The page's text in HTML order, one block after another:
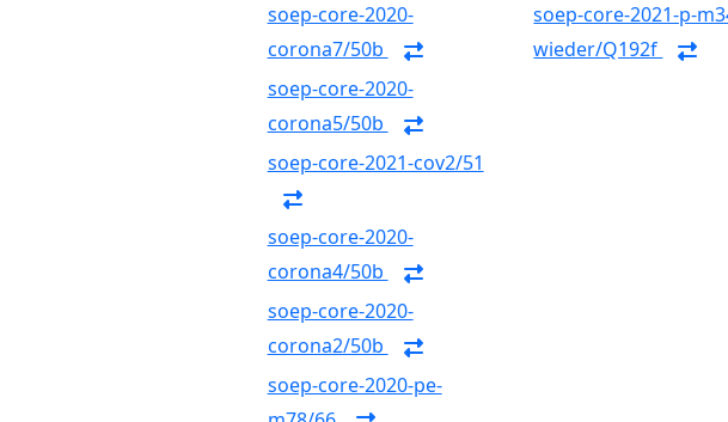
soep-core-2020-
corona7/50b
soep-core-2020-
corona5/50b
soep-core-2021-cov2/51
soep-core-2020-
corona4/50b
soep-core-2020-
corona2/50b
soep-core-2020-pe-
soep-core-2021-p-
wieder/Q192f